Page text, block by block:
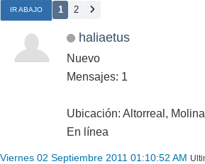
IR ABAJO 1 2
haliaetus
Nuevo
Mensajes: 1
Ubicación: Altorreal,
En línea
Viernes 02 Septiembre 2011 01:10:52 AM